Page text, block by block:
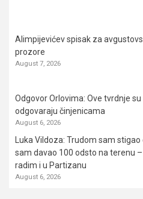
Alimpijevićev spisak za
prozore
August 7, 2026
Odgovor Orlovima: ​Ove tvrdnje
odgovaraju činjenicama
August 6, 2026
Luka Vildoza: Trudom sam stigao
sam davao 100 odsto na terenu
radim i u Partizanu
August 6, 2026